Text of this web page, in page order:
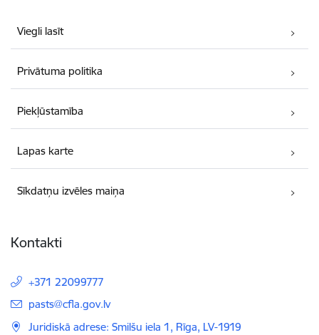
Viegli lasīt
Privātuma politika
Piekļūstamība
Lapas karte
Sīkdatņu izvēles maiņa
Kontakti
+371 22099777
E-pasts:
pasts@cfla.gov.lv
Juridiskā adrese: Smilšu iela 1, Rīga, LV-1919